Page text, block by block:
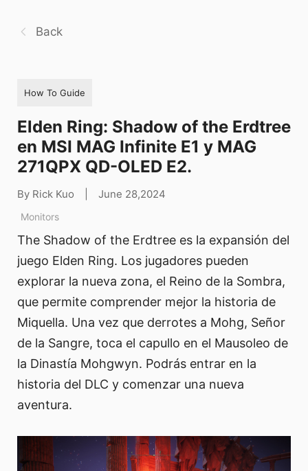
Back
How To Guide
Elden Ring: Shadow of the Erdtree
en MSI MAG Infinite E1 y MAG
271QPX QD-OLED E2.
By Rick Kuo June 28,2024
Monitors
The Shadow of the Erdtree es la expansión del
juego Elden Ring. Los jugadores pueden
explorar la nueva zona, el Reino de la Sombra,
que permite comprender mejor la historia de
Miquella. Una vez que derrotes a Mohg, Señor
de la Sangre, toca el capullo en el Mausoleo de
la Dinastía Mohgwyn. Podrás entrar en la
historia del DLC y comenzar una nueva
aventura.